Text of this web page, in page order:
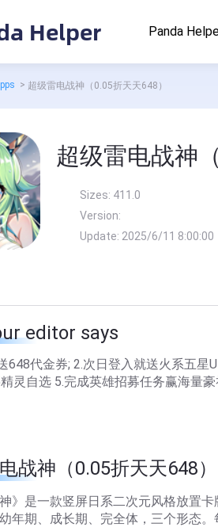
Helper Panda
> 超级雷电战神（0.05折天天648）
超级雷电战神
Sizes: 411.0
Version:
Update: 2025/6/11 8:00:00
editor says
648代金券; 2.次日登入就送火系五星
灵自选 5.完成英雄招募任务赢海量
战神（0.05折天天648
神》是一款竖屏日系二次元风格放置
年期、成长期、完全体，三个形态